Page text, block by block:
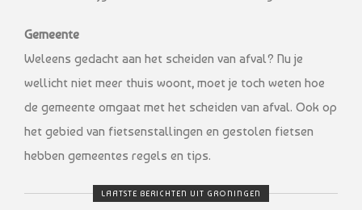
Gemeente
Weleens gedacht aan het scheiden van afval? Nu je
wellicht niet meer thuis woont, moet je toch weten hoe
de gemeente omgaat met het scheiden van afval. Ook op
het gebied van fietsenstallingen en gestolen fietsen
hebben gemeentes regels en tips.
LAATSTE BERICHTEN UIT GRONINGEN